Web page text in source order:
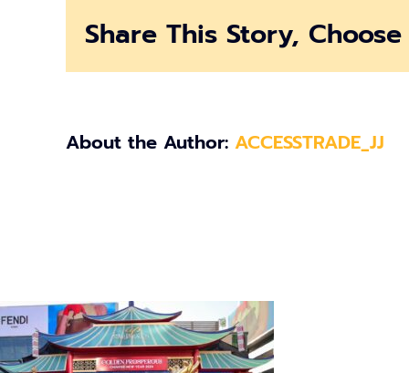
Share This Story,
About the Author: ACCESSTRADE_JJ